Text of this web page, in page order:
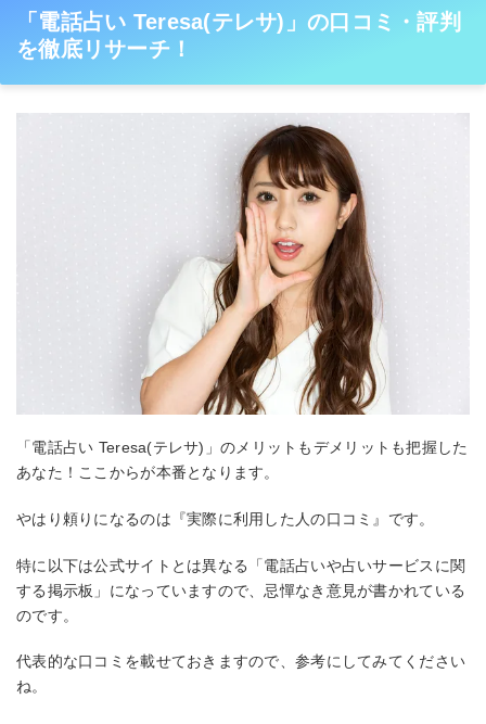
「電話占い Teresa(テレサ)」の口コミ・評判
を徹底リサーチ！
「電話占い Teresa(テレサ)」のメリットもデメリットも把握した
あなた！ここからが本番となります。
やはり頼りになるのは『実際に利用した人の口コミ』です。
特に以下は公式サイトとは異なる「電話占いや占いサービスに関
する掲示板」になっていますので、忌憚なき意見が書かれている
のです。
代表的な口コミを載せておきますので、参考にしてみてください
ね。